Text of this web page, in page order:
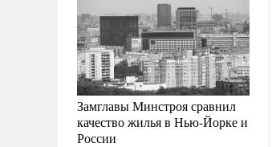
Замглавы Минстроя сравнил
качество жилья в Нью-Йорке и
России